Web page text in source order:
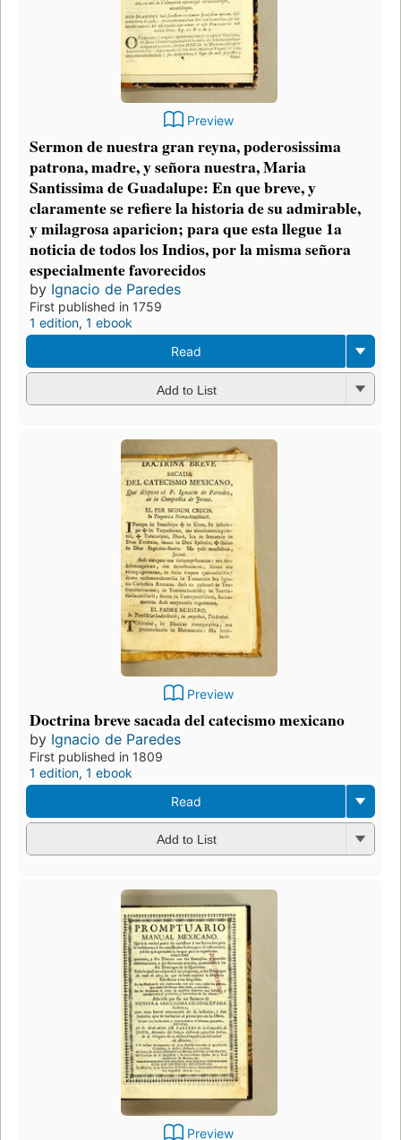
Preview
Sermon de nuestra gran reyna, poderosissima
patrona, madre, y señora nuestra, Maria
Santissima de Guadalupe: En que breve, y
claramente se refiere la historia de su admirable,
y milagrosa aparicion; para que esta llegue 1a
noticia de todos los Indios, por la misma señora
especialmente favorecidos
by Ignacio de Paredes
First published in 1759
1 edition, 1 ebook
Read
Add to List
Preview
Doctrina breve sacada del catecismo mexicano
by Ignacio de Paredes
First published in 1809
1 edition, 1 ebook
Read
Add to List
Preview